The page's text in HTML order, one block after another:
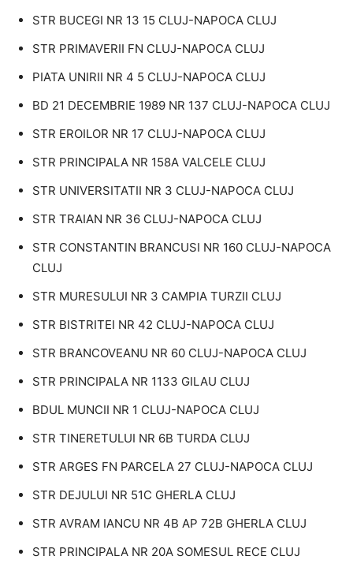
STR BUCEGI NR 13 15 CLUJ-NAPOCA CLUJ
STR PRIMAVERII FN CLUJ-NAPOCA CLUJ
PIATA UNIRII NR 4 5 CLUJ-NAPOCA CLUJ
BD 21 DECEMBRIE 1989 NR 137 CLUJ-NAPOCA CLUJ
STR EROILOR NR 17 CLUJ-NAPOCA CLUJ
STR PRINCIPALA NR 158A VALCELE CLUJ
STR UNIVERSITATII NR 3 CLUJ-NAPOCA CLUJ
STR TRAIAN NR 36 CLUJ-NAPOCA CLUJ
STR CONSTANTIN BRANCUSI NR 160 CLUJ-NAPOCA
CLUJ
STR MURESULUI NR 3 CAMPIA TURZII CLUJ
STR BISTRITEI NR 42 CLUJ-NAPOCA CLUJ
STR BRANCOVEANU NR 60 CLUJ-NAPOCA CLUJ
STR PRINCIPALA NR 1133 GILAU CLUJ
BDUL MUNCII NR 1 CLUJ-NAPOCA CLUJ
STR TINERETULUI NR 6B TURDA CLUJ
STR ARGES FN PARCELA 27 CLUJ-NAPOCA CLUJ
STR DEJULUI NR 51C GHERLA CLUJ
STR AVRAM IANCU NR 4B AP 72B GHERLA CLUJ
STR PRINCIPALA NR 20A SOMESUL RECE CLUJ